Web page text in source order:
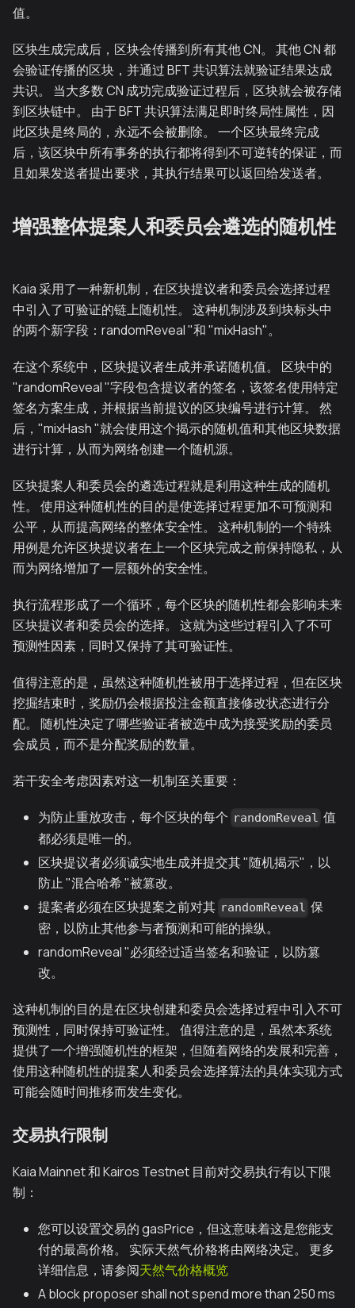
值。
区块生成完成后，区块会传播到所有其他 CN。 其他 CN 都
会验证传播的区块，并通过 BFT 共识算法就验证结果达成
共识。 当大多数 CN 成功完成验证过程后，区块就会被存储
到区块链中。 由于 BFT 共识算法满足即时终局性属性，因
此区块是终局的，永远不会被删除。 一个区块最终完成
后，该区块中所有事务的执行都将得到不可逆转的保证，而
且如果发送者提出要求，其执行结果可以返回给发送者。
增强整体提案人和委员会遴选的随机性
Kaia 采用了一种新机制，在区块提议者和委员会选择过程
中引入了可验证的链上随机性。 这种机制涉及到块标头中
的两个新字段：randomReveal "和 "mixHash"。
在这个系统中，区块提议者生成并承诺随机值。 区块中的
"randomReveal "字段包含提议者的签名，该签名使用特定
签名方案生成，并根据当前提议的区块编号进行计算。 然
后，"mixHash "就会使用这个揭示的随机值和其他区块数据
进行计算，从而为网络创建一个随机源。
区块提案人和委员会的遴选过程就是利用这种生成的随机
性。 使用这种随机性的目的是使选择过程更加不可预测和
公平，从而提高网络的整体安全性。 这种机制的一个特殊
用例是允许区块提议者在上一个区块完成之前保持隐私，从
而为网络增加了一层额外的安全性。
执行流程形成了一个循环，每个区块的随机性都会影响未来
区块提议者和委员会的选择。 这就为这些过程引入了不可
预测性因素，同时又保持了其可验证性。
值得注意的是，虽然这种随机性被用于选择过程，但在区块
挖掘结束时，奖励仍会根据投注金额直接修改状态进行分
配。 随机性决定了哪些验证者被选中成为接受奖励的委员
会成员，而不是分配奖励的数量。
若干安全考虑因素对这一机制至关重要：
为防止重放攻击，每个区块的每个 randomReveal 值
都必须是唯一的。
区块提议者必须诚实地生成并提交其 "随机揭示"，以
防止 "混合哈希 "被篡改。
提案者必须在区块提案之前对其 randomReveal 保
密，以防止其他参与者预测和可能的操纵。
randomReveal "必须经过适当签名和验证，以防篡
改。
这种机制的目的是在区块创建和委员会选择过程中引入不可
预测性，同时保持可验证性。 值得注意的是，虽然本系统
提供了一个增强随机性的框架，但随着网络的发展和完善，
使用这种随机性的提案人和委员会选择算法的具体实现方式
可能会随时间推移而发生变化。
交易执行限制
Kaia Mainnet 和 Kairos Testnet 目前对交易执行有以下限
制：
您可以设置交易的 gasPrice，但这意味着这是您能支
付的最高价格。 实际天然气价格将由网络决定。 更多
详细信息，请参阅天然气价格概览
A block proposer shall not spend more than 250 ms